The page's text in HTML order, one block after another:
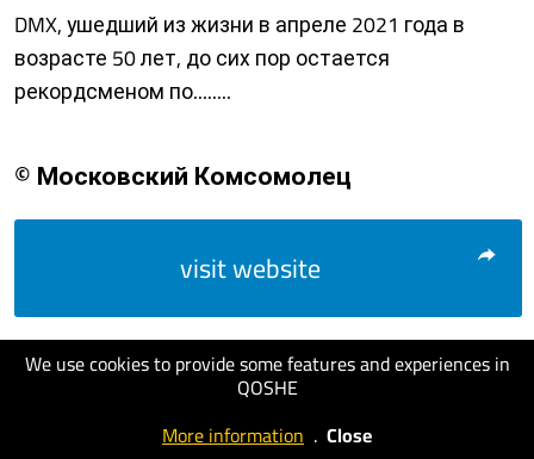
We use cookies to provide some features and experiences in
QOSHE
More information . Close
DMX, ушедший из жизни в апреле 2021 года в
возрасте 50 лет, до сих пор остается
рекордсменом по........
© Московский Комсомолец
visit website